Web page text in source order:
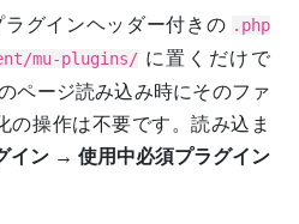
ラグインヘッダー付きの .php
mu-plugins/ に置くだけで
ページ読み込み時にそのファ
の操作は不要です。読み込ま
イン → 使用中必須プラグイン